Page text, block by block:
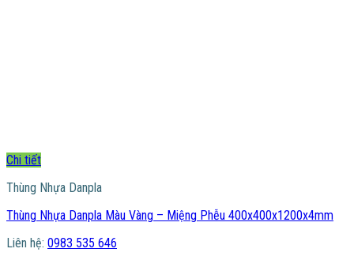
Chi tiết
Thùng Nhựa Danpla
Thùng Nhựa Danpla Màu Vàng – Miệng Phễu 400x400x1200x4mm
Liên hệ: 0983 535 646